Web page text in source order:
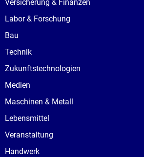
Versicherung & Finanzen
Labor & Forschung
Bau
Technik
Zukunftstechnologien
Medien
Maschinen & Metall
Lebensmittel
Veranstaltung
Handwerk